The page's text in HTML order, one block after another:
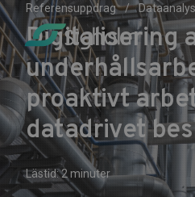
Referensuppdrag
Digitalisering
proaktivt
datadrivet
Lästid: 2 minuter